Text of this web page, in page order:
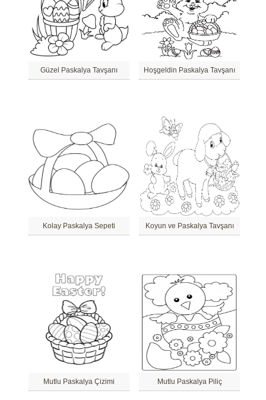
Güzel Paskalya Tavşanı Hoşgeldin Paskalya Tavşanı
Kolay Paskalya Sepeti Koyun ve Paskalya Tavşanı
Mutlu Paskalya Çizimi Mutlu Paskalya Piliç